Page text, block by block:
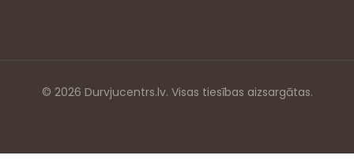
© 2026 Durvjucentrs.lv. Visas tiesības aizsargātas.